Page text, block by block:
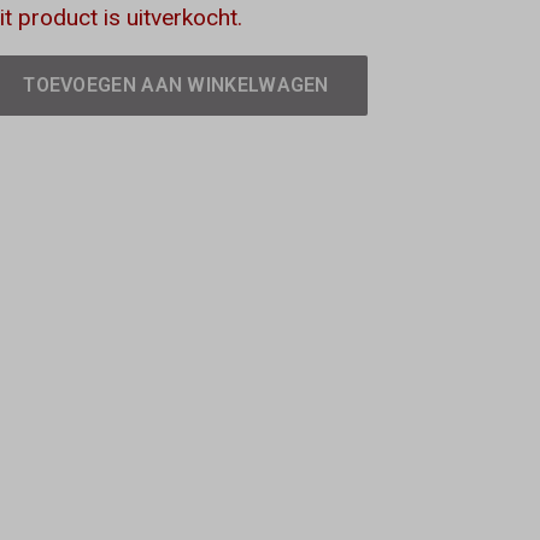
product is uitverkocht.
TOEVOEGEN AAN WINKELWAGEN